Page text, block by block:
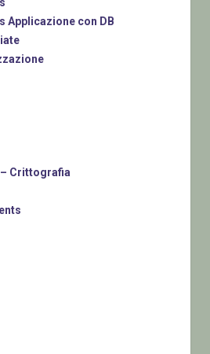
Applicazione con DB
Crittografia